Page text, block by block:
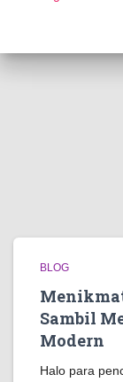
BLOG
Sambil
Modern
Halo para